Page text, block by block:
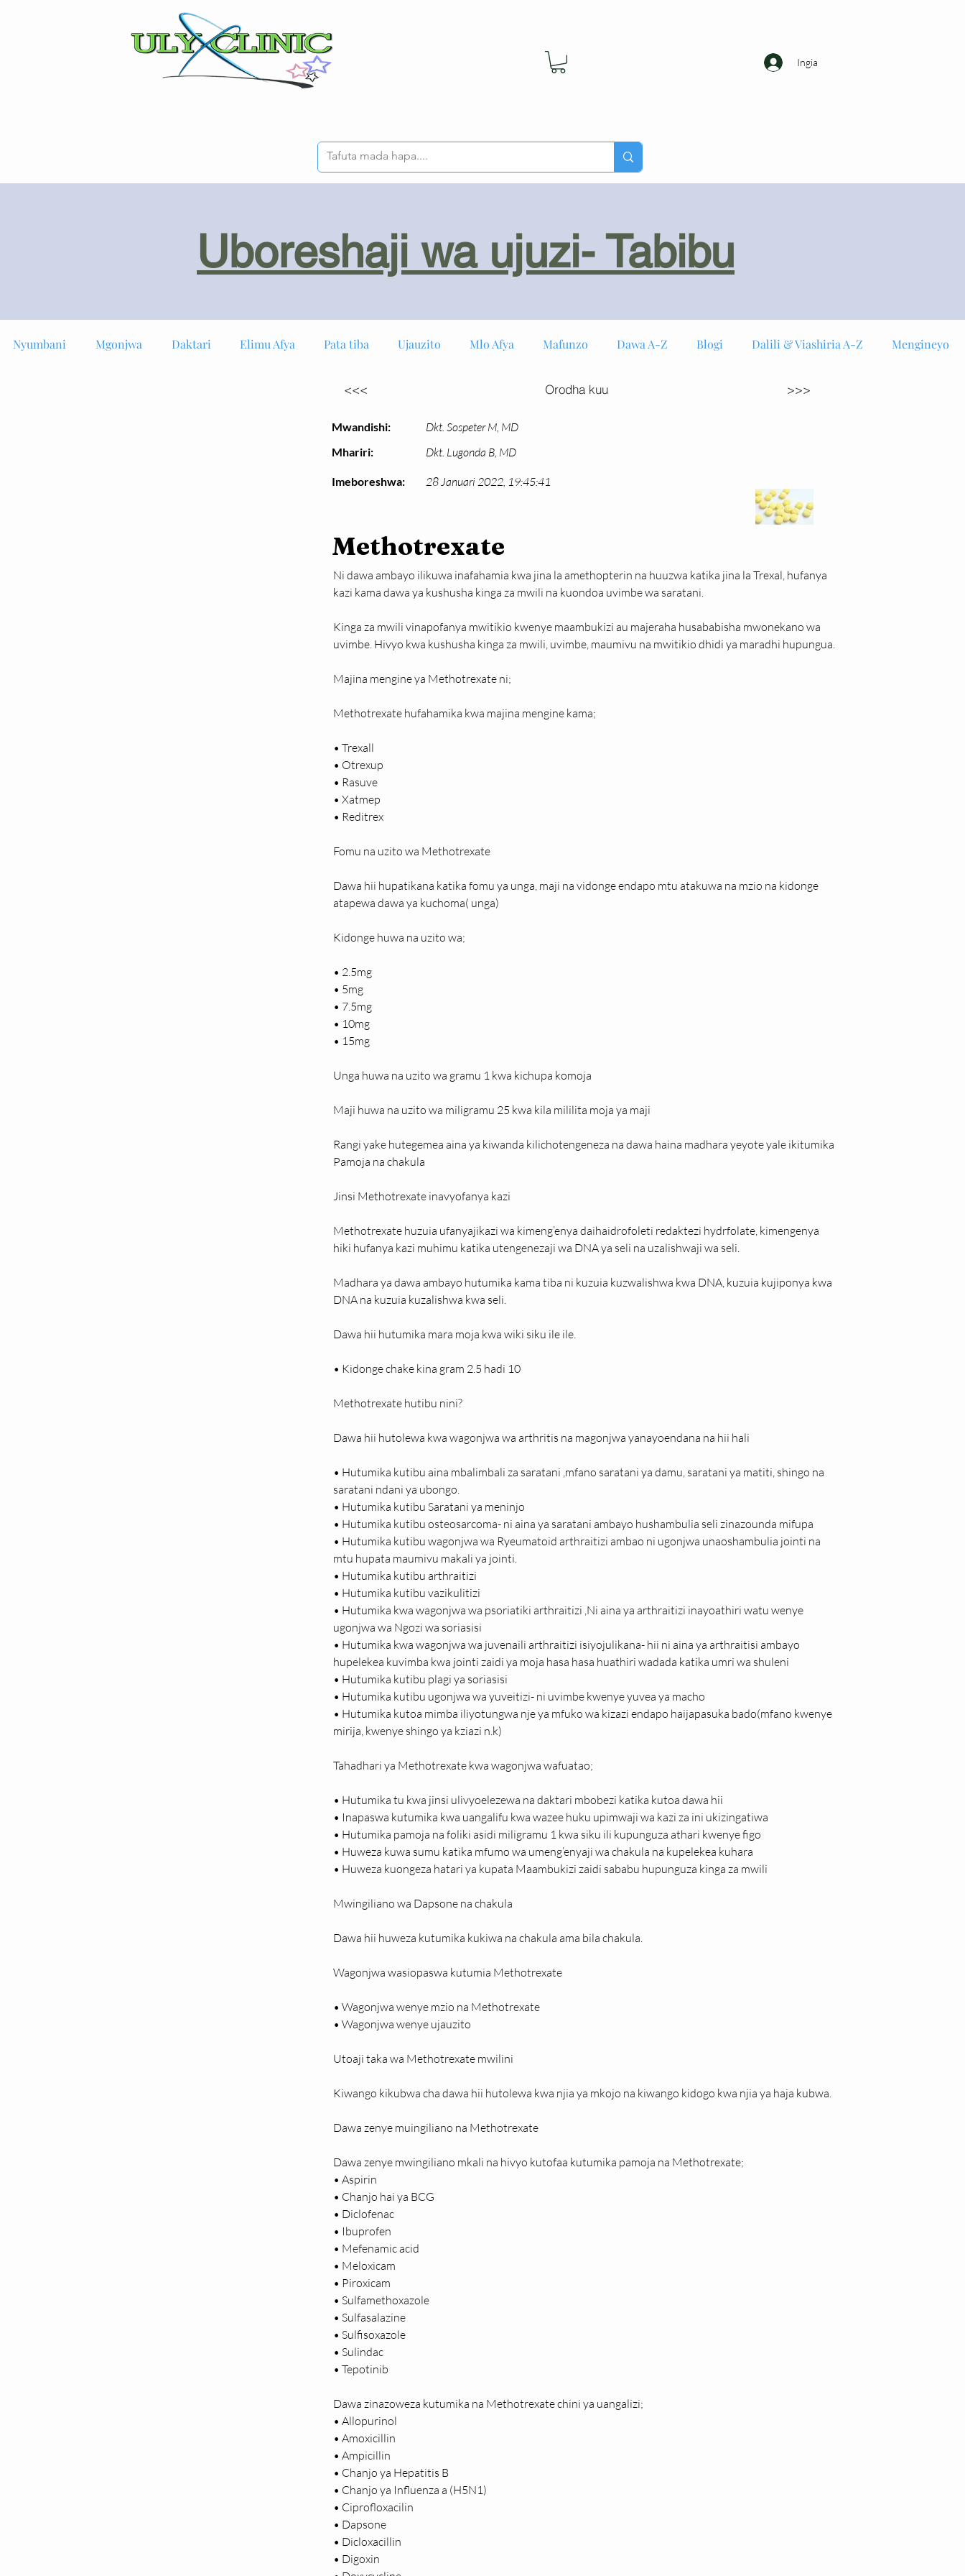
Ingia
Uboreshaji wa ujuzi- Tabibu
Nyumbani Mgonjwa Daktari Elimu Afya Pata tiba Ujauzito Mlo Afya Mafunzo Dawa A-Z Blogi Dalili & Viashiria A-Z Mengineyo
<<<
Mwandishi:
Mhariri:
Imeboreshwa:
Orodha kuu >>>
Dkt. Sospeter M, MD
Dkt. Lugonda B, MD
28 Januari 2022, 19:45:41
Methotrexate
Ni dawa ambayo ilikuwa inafahamia kwa jina la amethopterin na huuzwa katika jina la Trexal, hufanya
kazi kama dawa ya kushusha kinga za mwili na kuondoa uvimbe wa saratani.
Kinga za mwili vinapofanya mwitikio kwenye maambukizi au majeraha husababisha mwonekano wa
uvimbe. Hivyo kwa kushusha kinga za mwili, uvimbe, maumivu na mwitikio dhidi ya maradhi hupungua.
Majina mengine ya Methotrexate ni;
Methotrexate hufahamika kwa majina mengine kama;
• Trexall
• Otrexup
• Rasuve
• Xatmep
• Reditrex
Fomu na uzito wa Methotrexate
Dawa hii hupatikana katika fomu ya unga, maji na vidonge endapo mtu atakuwa na mzio na kidonge
atapewa dawa ya kuchoma( unga)
Kidonge huwa na uzito wa;
• 2.5mg
• 5mg
• 7.5mg
• 10mg
• 15mg
Unga huwa na uzito wa gramu 1 kwa kichupa komoja
Maji huwa na uzito wa miligramu 25 kwa kila mililita moja ya maji
Rangi yake hutegemea aina ya kiwanda kilichotengeneza na dawa haina madhara yeyote yale ikitumika
Pamoja na chakula
Jinsi Methotrexate inavyofanya kazi
Methotrexate huzuia ufanyajikazi wa kimeng’enya daihaidrofoleti redaktezi hydrfolate, kimengenya
hiki hufanya kazi muhimu katika utengenezaji wa DNA ya seli na uzalishwaji wa seli.
Madhara ya dawa ambayo hutumika kama tiba ni kuzuia kuzwalishwa kwa DNA, kuzuia kujiponya kwa
DNA na kuzuia kuzalishwa kwa seli.
Dawa hii hutumika mara moja kwa wiki siku ile ile.
• Kidonge chake kina gram 2.5 hadi 10
Methotrexate hutibu nini?
Dawa hii hutolewa kwa wagonjwa wa arthritis na magonjwa yanayoendana na hii hali
• Hutumika kutibu aina mbalimbali za saratani ,mfano saratani ya damu, saratani ya matiti, shingo na
saratani ndani ya ubongo.
• Hutumika kutibu Saratani ya meninjo
• Hutumika kutibu osteosarcoma- ni aina ya saratani ambayo hushambulia seli zinazounda mifupa
• Hutumika kutibu wagonjwa wa Ryeumatoid arthraitizi ambao ni ugonjwa unaoshambulia jointi na
mtu hupata maumivu makali ya jointi.
• Hutumika kutibu arthraitizi
• Hutumika kutibu vazikulitizi
• Hutumika kwa wagonjwa wa psoriatiki arthraitizi ,Ni aina ya arthraitizi inayoathiri watu wenye
ugonjwa wa Ngozi wa soriasisi
• Hutumika kwa wagonjwa wa juvenaili arthraitizi isiyojulikana- hii ni aina ya arthraitisi ambayo
hupelekea kuvimba kwa jointi zaidi ya moja hasa hasa huathiri wadada katika umri wa shuleni
• Hutumika kutibu plagi ya soriasisi
• Hutumika kutibu ugonjwa wa yuveitizi- ni uvimbe kwenye yuvea ya macho
• Hutumika kutoa mimba iliyotungwa nje ya mfuko wa kizazi endapo haijapasuka bado(mfano kwenye
mirija, kwenye shingo ya kziazi n.k)
Tahadhari ya Methotrexate kwa wagonjwa wafuatao;
• Hutumika tu kwa jinsi ulivyoelezewa na daktari mbobezi katika kutoa dawa hii
• Inapaswa kutumika kwa uangalifu kwa wazee huku upimwaji wa kazi za ini ukizingatiwa
• Hutumika pamoja na foliki asidi miligramu 1 kwa siku ili kupunguza athari kwenye figo
• Huweza kuwa sumu katika mfumo wa umeng’enyaji wa chakula na kupelekea kuhara
• Huweza kuongeza hatari ya kupata Maambukizi zaidi sababu hupunguza kinga za mwili
Mwingiliano wa Dapsone na chakula
Dawa hii huweza kutumika kukiwa na chakula ama bila chakula.
Wagonjwa wasiopaswa kutumia Methotrexate
• Wagonjwa wenye mzio na Methotrexate
• Wagonjwa wenye ujauzito
Utoaji taka wa Methotrexate mwilini
Kiwango kikubwa cha dawa hii hutolewa kwa njia ya mkojo na kiwango kidogo kwa njia ya haja kubwa.
Dawa zenye muingiliano na Methotrexate
Dawa zenye mwingiliano mkali na hivyo kutofaa kutumika pamoja na Methotrexate;
• Aspirin
• Chanjo hai ya BCG
• Diclofenac
• Ibuprofen
• Mefenamic acid
• Meloxicam
• Piroxicam
• Sulfamethoxazole
• Sulfasalazine
• Sulfisoxazole
• Sulindac
• Tepotinib
Dawa zinazoweza kutumika na Methotrexate chini ya uangalizi;
• Allopurinol
• Amoxicillin
• Ampicillin
• Chanjo ya Hepatitis B
• Chanjo ya Influenza a (H5N1)
• Ciprofloxacilin
• Dapsone
• Dicloxacillin
• Digoxin